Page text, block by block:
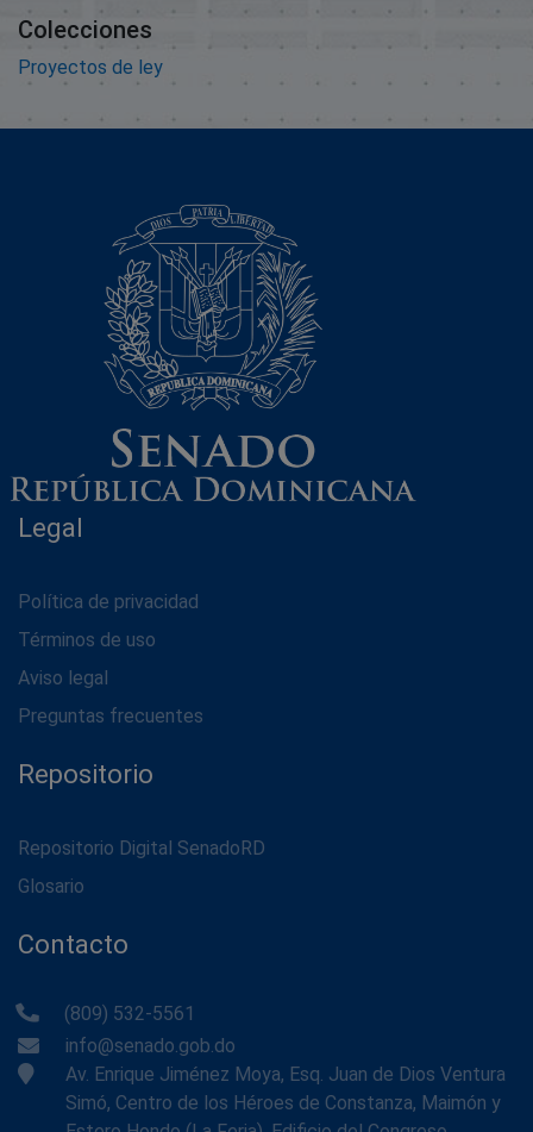
Colecciones
Proyectos de ley
Legal
Política de privacidad
Términos de uso
Aviso legal
Preguntas frecuentes
Repositorio
Repositorio Digital SenadoRD
Glosario
Contacto
(809) 532-5561
info@senado.gob.do
Av. Enrique Jiménez Moya, Esq. Juan de Dios Ventura
Simó, Centro de los Héroes de Constanza, Maimón y